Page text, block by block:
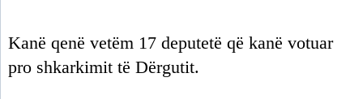
Kanë qenë vetëm 17 deputetë që kanë votuar
pro shkarkimit të Dërgutit.